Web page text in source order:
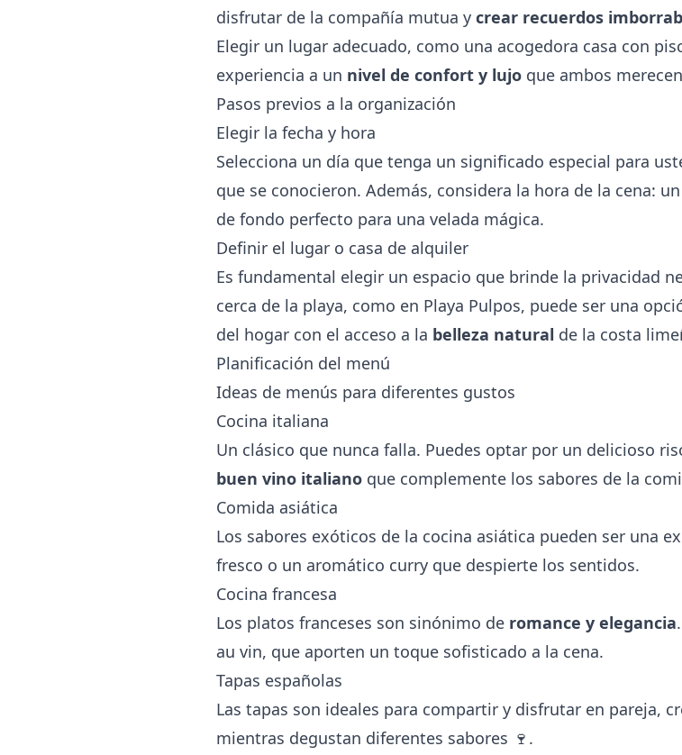
disfrutar de la compañía mutua y crear recuerdos
Elegir un lugar adecuado, como una acogedora casa con
experiencia a un nivel de confort y lujo que ambos
Pasos previos a la organización
Elegir la fecha y hora
Selecciona un día que tenga un significado especial para
que se conocieron. Además, considera la hora de la cena:
de fondo perfecto para una velada mágica.
Definir el lugar o casa de alquiler
Es fundamental elegir un espacio que brinde la privacidad
cerca de la playa, como en Playa Pulpos, puede ser una
del hogar con el acceso a la belleza natural de la costa
Planificación del menú
Ideas de menús para diferentes gustos
Cocina italiana
Un clásico que nunca falla. Puedes optar por un delicioso
buen vino italiano que complemente los sabores de la
Comida asiática
Los sabores exóticos de la cocina asiática pueden ser una
fresco o un aromático curry que despierte los sentidos.
Cocina francesa
Los platos franceses son sinónimo de romance y elegancia
au vin, que aporten un toque sofisticado a la cena.
Tapas españolas
Las tapas son ideales para compartir y disfrutar en pareja,
mientras degustan diferentes sabores 🍷.